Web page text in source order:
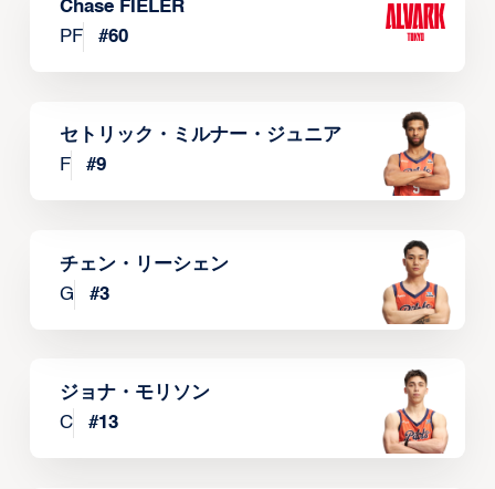
Chase FIELER
PF
#60
セトリック・ミルナー・ジュニア
F
#9
チェン・リーシェン
G
#3
ジョナ・モリソン
C
#13